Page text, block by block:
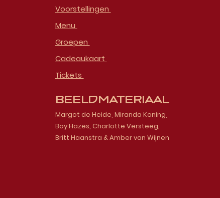
Voorstellingen
Menu
Groepen
Cadeaukaart
Tickets
Beeldmateriaal
Margot de Heide, Miranda Koning,
Boy Hazes, Charlotte Versteeg,
Britt Haanstra & Amber van Wijnen